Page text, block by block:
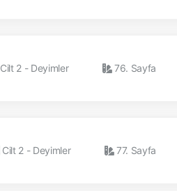
Cilt 2 - Deyimler 76. Sayfa
Cilt 2 - Deyimler 77. Sayfa